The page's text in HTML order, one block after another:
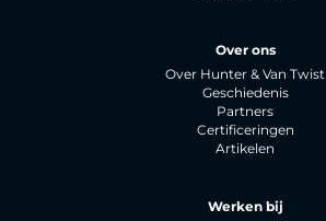
Over ons
Over Hunter & Van Twist
Geschiedenis
Partners
Certificeringen
Artikelen
Werken bij